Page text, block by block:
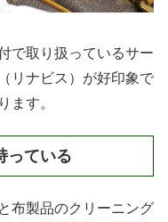
で取り扱っているサー
リナビス）が好印象で
ます。
っている
布製品のクリーニング